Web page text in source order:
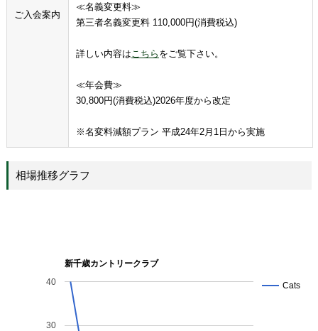
ご入会案内
≪名義変更料≫
第三者名義変更料 110,000円(消費税込)
詳しい内容は こちら をご覧下さい。
≪年会費≫
30,800円(消費税込)2026年度から改定
※名変料減額プラン 平成24年2月1日から実施
相場推移グラフ
新千歳カントリークラブ
Cats
30
40